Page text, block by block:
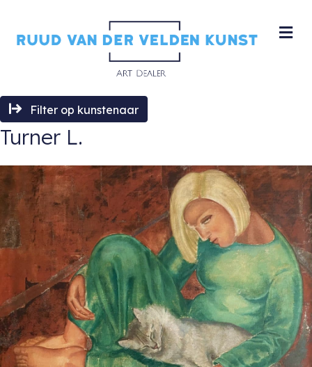
Filter op kunstenaar
Turner L.